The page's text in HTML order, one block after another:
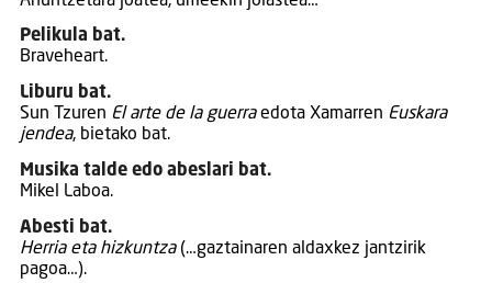
Pelikula bat.
Braveheart.
Liburu bat.
Sun Tzuren El arte de la guerraedota Xamarren Euskara
jendea, bietako bat.
Musika talde edo abeslari bat.
Mikel Laboa.
Abesti bat.
Herria eta hizkuntza(…gaztainaren aldaxkez jantzirik
pagoa…).